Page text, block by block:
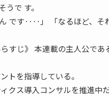
で す。
です‥‥」 「なるほど、そ
すじ》 本連載の主人公であ
トを指導している。
クス導入コンサルを推進中だ